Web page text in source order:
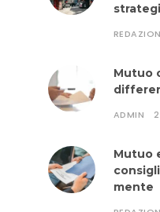
Mutuo
ADMIN
Mutuo
mente